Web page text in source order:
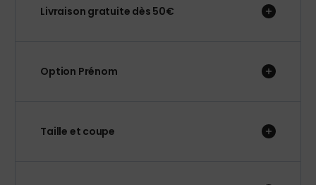
Livraison gratuite dès 50€
Option Prénom
Taille et coupe